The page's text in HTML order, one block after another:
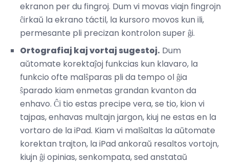
ekranon per du fingroj. Dum vi movas viajn fingrojn
ĉirkaŭ la ekrano táctil, la kursoro movos kun ili,
permesante pli precizan kontrolon super ĝi.
Ortografiaj kaj vortaj sugestoj. Dum
aŭtomate korektaĵoj funkcias kun klavaro, la
funkcio ofte malŝparas pli da tempo ol ĝia
ŝparado kiam enmetas grandan kvanton da
enhavo. Ĉi tio estas precipe vera, se tio, kion vi
tajpas, enhavas multajn jargon, kiuj ne estas en la
vortaro de la iPad. Kiam vi malŝaltas la aŭtomate
korektan trajton, la iPad ankoraŭ resaltos vortojn,
kiujn ĝi opinias, senkompata, sed anstataŭ